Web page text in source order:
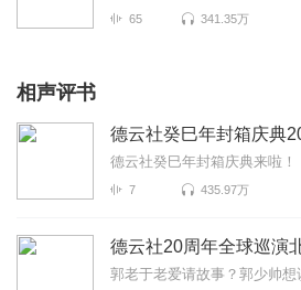
65 341.35万
相声评书
德云社癸巳年封箱庆典
德云社癸巳年封箱庆典来啦！
7 435.97万
德云社20周年全球巡演
郭老于老爱请故事？郭少帅想